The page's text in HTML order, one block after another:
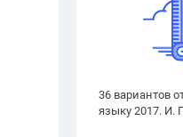
36 вариантов
языку 2017. И.